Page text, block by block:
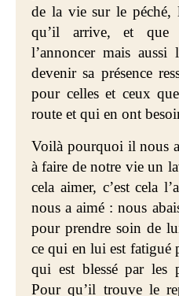
de la vie sur le
qu’il arrive, et que
l’annoncer mais
devenir sa présence
pour celles et ceux
route et qui en ont
Voilà pourquoi il nous
à faire de notre vie un
cela aimer, c’est cela
nous a aimé : nous
pour prendre soin de
ce qui en lui est fatigué
qui est blessé par les
Pour qu’il trouve le